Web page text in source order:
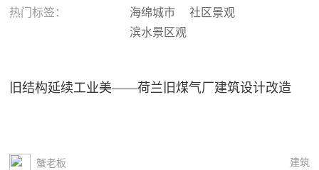
热门标签： 海绵城市
社区景观
滨水景区观
旧结构延续工业美——荷兰旧煤气厂建筑设计改造
蟹老板 建筑